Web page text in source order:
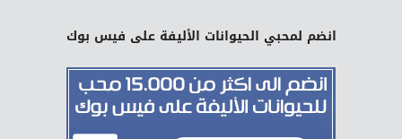
انضم لمحبي الحيوانات الأليفة على فيس بوك